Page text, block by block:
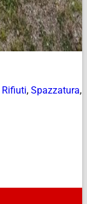
Rifiuti, Spazzatura,